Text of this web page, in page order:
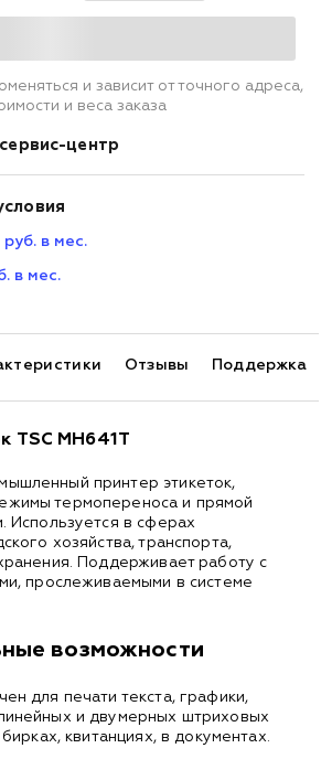
и зависит от точного адреса,
и веса заказа
центр
руб. в мес.
в мес.
Отзывы Поддержка
TSC MH641T
принтер этикеток,
термопереноса и прямой
Используется в сферах
хозяйства, транспорта,
Поддерживает работу с
прослеживаемыми в системе
возможности
для печати текста, графики,
и двумерных штриховых
квитанциях, в документах.